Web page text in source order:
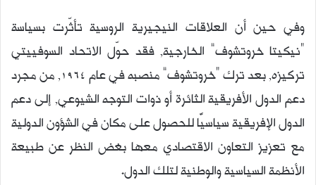
وفي حين أن العلاقات النيجيرية الروسية تأثّرت بسياسة
“نيكيتا خروتشوف” الخارجية, فقد حوّل الاتحاد السوفييتي
تركيزه, بعد ترك “خروتشوف” منصبه في عام 1964, من مجرد
دعم الدول الأفريقية الثائرة أو ذوات التوجه الشيوعي, إلى دعم
الدول الإفريقية سياسيًّا للحصول على مكان في الشؤون الدولية
مع تعزيز التعاون الاقتصادي معها بغض النظر عن طبيعة
الأنظمة السياسية والوطنية لتلك الدول.